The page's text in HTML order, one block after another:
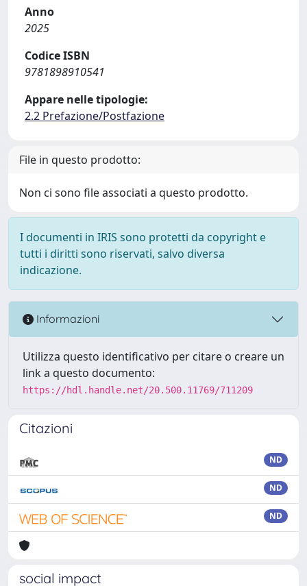
Anno
2025
Codice ISBN
9781898910541
Appare nelle tipologie:
2.2 Prefazione/Postfazione
File in questo prodotto:
Non ci sono file associati a questo prodotto.
I documenti in IRIS sono protetti da copyright e
tutti i diritti sono riservati, salvo diversa
indicazione.
Informazioni
Utilizza questo identificativo per citare o creare un
link a questo documento:
https://hdl.handle.net/20.500.11769/711209
Citazioni
ND
ND
ND
social impact